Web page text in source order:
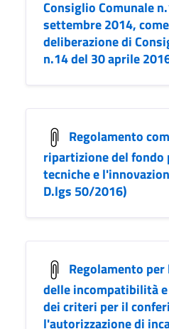
Consiglio Comunale
settembre 2014,
deliberazione di
n.14 del 30 aprile
Regolamento
ripartizione del fondo
tecniche e
D.lgs 50/2016)
Regolamento
delle incompatibilità
dei criteri per il
l'autorizzazione di